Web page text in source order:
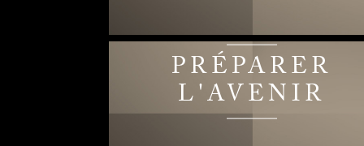
PRÉPARER
L'AVENIR